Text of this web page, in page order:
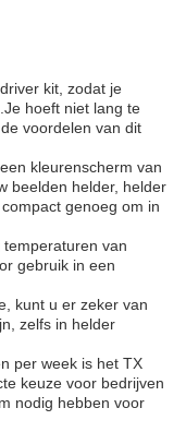
kit, zodat je
hoeft niet lang te
voordelen van dit
kleurenscherm van
beelden helder, helder
genoeg om in
van
gebruik in een
kunt u er zeker van
zelfs in helder
per week is het TX
keuze voor bedrijven
nodig hebben voor